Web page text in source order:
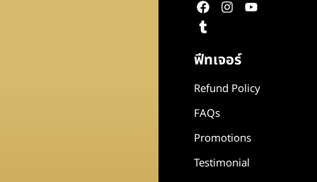
ฟีทเจอร์
Refund Policy
FAQs
Promotions
Testimonial